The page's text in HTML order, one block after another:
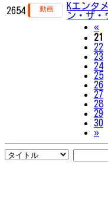
2654
Kエンタ
ン・ザ・
«
21
22
23
24
25
26
27
28
29
30
»